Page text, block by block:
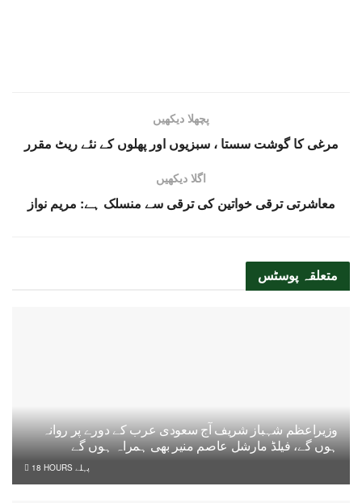
پچھلا دیکھیں
مرغی کا گوشت سستا ، سبزیوں اور پھلوں کے نئے ریٹ مقرر
اگلا دیکھیں
معاشرتی ترقی خواتین کی ترقی سے منسلک ہے: مریم نواز
متعلقہ پوسٹس
وزیراعظم شہباز شریف آج سعودی عرب کے دورے پر روانہ
ہوں گے، فیلڈ مارشل عاصم منیر بھی ہمراہ ہوں گے
18 HOURS پہلے